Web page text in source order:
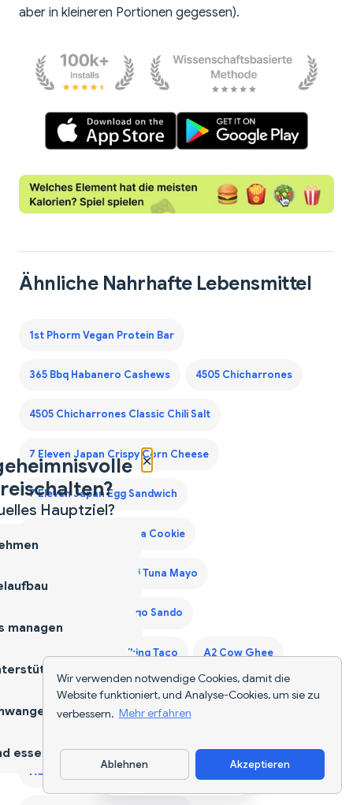
Wir verwenden notwendige Cookies, damit die
Website funktioniert, und Analyse-Cookies, um sie zu
verbessern. Mehr erfahren
Ablehnen Akzeptieren
aber in kleineren Portionen gegessen).
Ähnliche Nahrhafte Lebensmittel
1st Phorm Vegan Protein Bar
365 Bbq Habanero Cashews 4505 Chicharrones
4505 Chicharrones Classic Chili Salt
7 Eleven Japan Crispy Corn Cheese
7 Eleven Japan Egg Sandwich
7 Eleven Japan Matcha Cookie
7 Eleven Japan Onigiri Tuna Mayo
7 Eleven Japan Tamago Sando
7 Eleven Laredo Walking Taco A2 Cow Ghee
A2 Desi Ghee A2 Ghee Acai Bowls Acaraje
Adaptogen Coffee BlendApp herunterladen
×
Hauptziel?
managen
essen